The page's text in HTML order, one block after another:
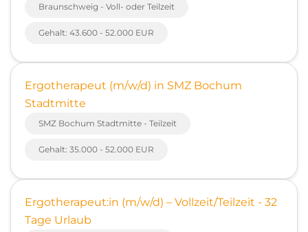
Braunschweig - Voll- oder Teilzeit
Gehalt: 43.600 - 52.000 EUR
Ergotherapeut (m/w/d) in SMZ Bochum
Stadtmitte
SMZ Bochum Stadtmitte - Teilzeit
Gehalt: 35.000 - 52.000 EUR
Ergotherapeut:in (m/w/d) – Vollzeit/Teilzeit - 32
Tage Urlaub